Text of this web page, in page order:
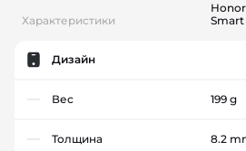
Характеристики
Smart
Дизайн
Вес 199 g
Толщина 8.2